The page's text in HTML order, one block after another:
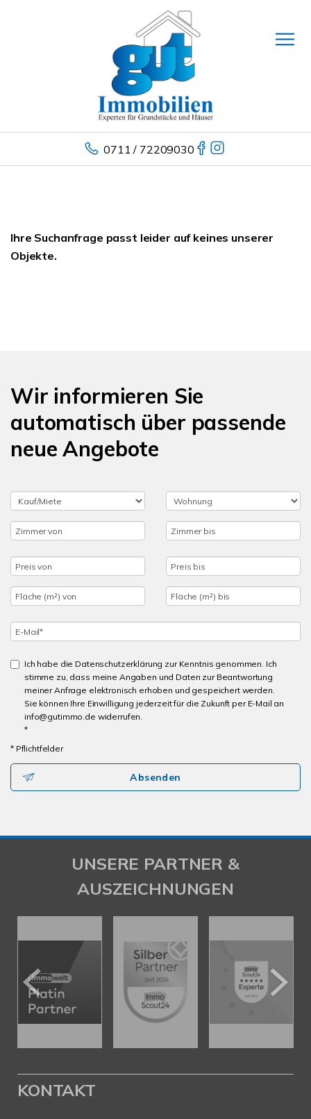
0711 / 72209030
Ihre Suchanfrage passt leider auf keines unserer
Objekte.
Wir informieren Sie
automatisch über passende
neue Angebote
Ich habe die Datenschutzerklärung zur Kenntnis genommen. Ich
stimme zu, dass meine Angaben und Daten zur Beantwortung
meiner Anfrage elektronisch erhoben und gespeichert werden.
Sie können Ihre Einwilligung jederzeit für die Zukunft per E-Mail an
info@gutimmo.de widerrufen.
*
* Pflichtfelder
Absenden
UNSERE PARTNER &
AUSZEICHNUNGEN
KONTAKT